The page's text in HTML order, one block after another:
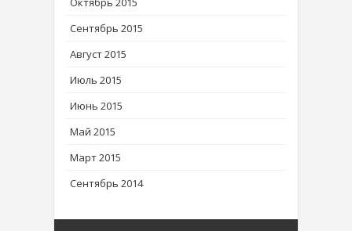
Сентябрь 2015
Август 2015
Июль 2015
Июнь 2015
Май 2015
Март 2015
Сентябрь 2014